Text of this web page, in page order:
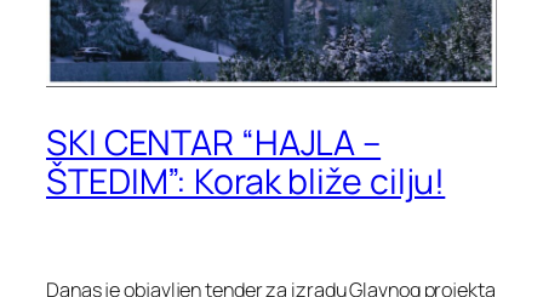
SKI CENTAR “HAJLA –
ŠTEDIM”: Korak bliže cilju!
Danas je objavljen tender za izradu Glavnog projekta